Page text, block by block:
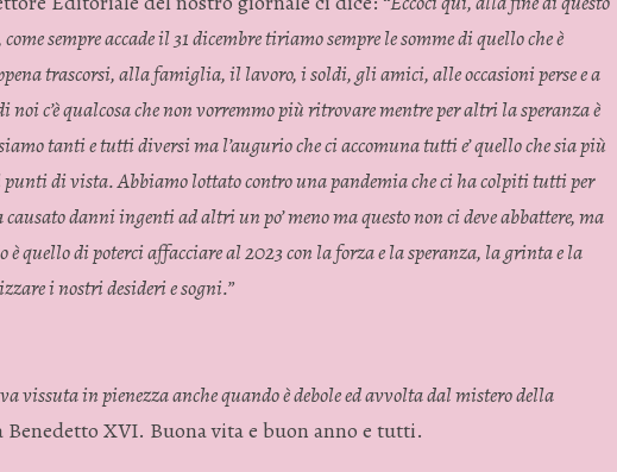
sempre accade il 31 dicembre tiriamo sempre le somme di quello che è
trascorsi, alla famiglia, il lavoro, i soldi, gli amici, alle occasioni perse e a
noi c’è qualcosa che non vorremmo più ritrovare mentre per altri la speranza è
siamo tanti e tutti diversi ma l’augurio che ci accomuna tutti e’ quello che sia più
di vista. Abbiamo lottato contro una pandemia che ci ha colpiti tutti per
danni ingenti ad altri un po’ meno ma questo non ci deve abbattere, ma
quello di poterci affacciare al 2023 con la forza e la speranza, la grinta e la
i nostri desideri e sogni.”
vissuta in pienezza anche quando è debole ed avvolta dal mistero della
Benedetto XVI. Buona vita e buon anno e tutti.